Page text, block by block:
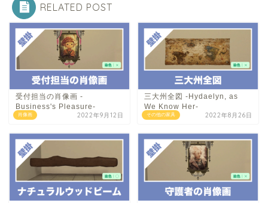
RELATED POST
肖像画
受付担当の肖像画 -
Business's Pleasure-
2022年9月12日 その他の家具
三大州全図 -Hydaelyn, as
We Know Her-
2022年8月26日